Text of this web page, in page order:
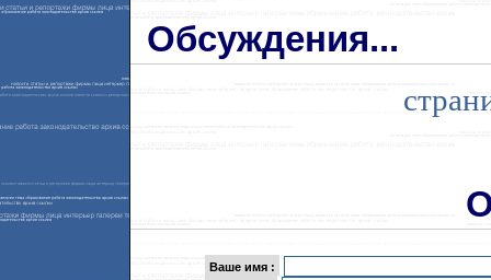
Обсуждения...
Ваше имя :